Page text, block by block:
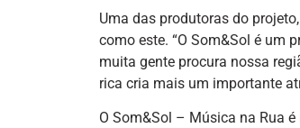
Uma das produtoras do
como este. “O Som&Sol é um
muita gente procura nossa
rica cria mais um importante
O Som&Sol – Música na Rua